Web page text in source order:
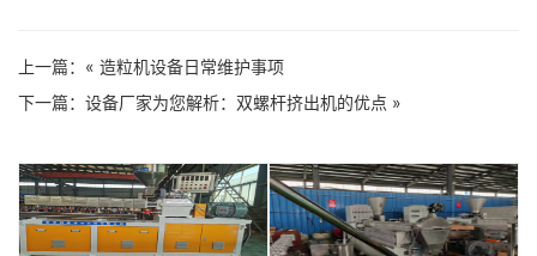
上一篇：« 造粒机设备日常维护事项
下一篇： 设备厂家为您解析：双螺杆挤出机的优点 »